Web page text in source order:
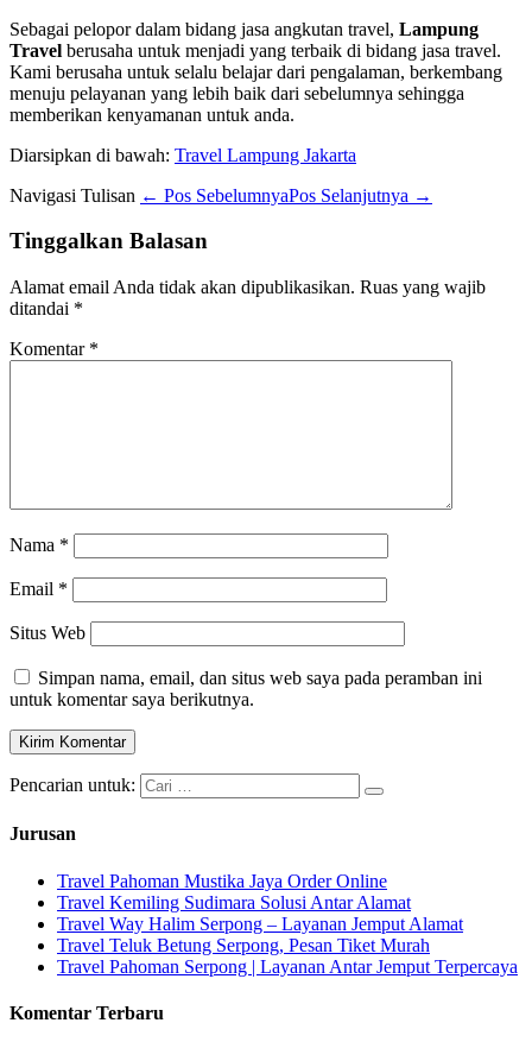
Sebagai pelopor dalam bidang jasa angkutan travel, Lampung
Travel berusaha untuk menjadi yang terbaik di bidang jasa travel.
Kami berusaha untuk selalu belajar dari pengalaman, berkembang
menuju pelayanan yang lebih baik dari sebelumnya sehingga
memberikan kenyamanan untuk anda.
Diarsipkan di bawah: Travel Lampung Jakarta
Navigasi Tulisan ← Pos SebelumnyaPos Selanjutnya →
Tinggalkan Balasan
Alamat email Anda tidak akan dipublikasikan. Ruas yang wajib
ditandai *
Komentar *
Nama *
Email *
Situs Web
Simpan nama, email, dan situs web saya pada peramban ini
untuk komentar saya berikutnya.
Pencarian untuk:
Jurusan
Travel Pahoman Mustika Jaya Order Online
Travel Kemiling Sudimara Solusi Antar Alamat
Travel Way Halim Serpong – Layanan Jemput Alamat
Travel Teluk Betung Serpong, Pesan Tiket Murah
Travel Pahoman Serpong | Layanan Antar Jemput Terpercaya
Komentar Terbaru